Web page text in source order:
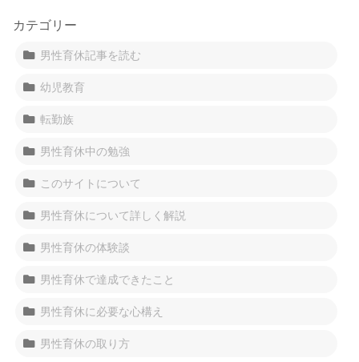
カテゴリー
男性育休記事を読む
幼児教育
転勤族
男性育休中の勉強
このサイトについて
男性育休について詳しく解説
男性育休の体験談
男性育休で達成できたこと
男性育休に必要な心構え
男性育休の取り方